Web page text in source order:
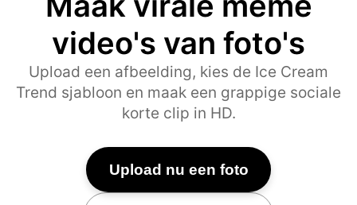
video's van foto's
Upload een afbeelding, kies de Ice Cream
Trend sjabloon en maak een grappige sociale
korte clip in HD.
Upload nu een foto